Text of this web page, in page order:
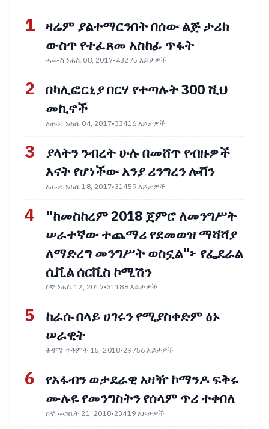
1 ዛሬም ያልተማርንበት በሰው ልጅ ታሪክ
ውስጥ የተፈጸመ አስከፊ ጥፋት
ሓሙስ ነሐሴ 08, 2017•43275 እይታዎች
2 በካሊፎርኒያ በርሃ የተጣሉት 300 ሺህ
መኪኖች
እሑድ ነሐሴ 04, 2017•33416 እይታዎች
3
ያላትን ንብረት ሁሉ በመሸጥ የብዙዎች
እናት የሆነችው አንያ ሪንግረን ሎቨን
እሑድ ነሐሴ 18, 2017•31459 እይታዎች
4
"ከመስከረም 2018 ጀምሮ ለመንግሥት
ሠራተኛው ተጨማሪ የደመወዝ ማሻሻያ
ለማድረግ መንግሥት ወስኗል"፦ የፌደራል
ሲቪል ሰርቪስ ኮሚሽን
ሰኞ ነሐሴ 12, 2017•31188 እይታዎች
5
ከራሱ በላይ ሀገሩን የሚያስቀድም ፅኑ
ሠራዊት
ቅዳሜ ጥቅምት 15, 2018•29756 እይታዎች
6
የአፋብን ወታደራዊ አዛዥ ኮማንዶ ፍቅሩ
ሙሉዬ የመንግስትን የሰላም ጥሪ ተቀበለ
ሰኞ መጋቢት 21, 2018•23419 እይታዎች